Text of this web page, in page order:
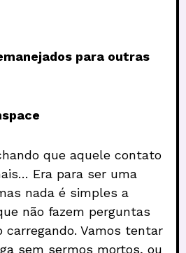
para outras
que aquele contato
Era para ser uma
nada é simples a
não fazem perguntas
carregando. Vamos tentar
sem sermos mortos, ou